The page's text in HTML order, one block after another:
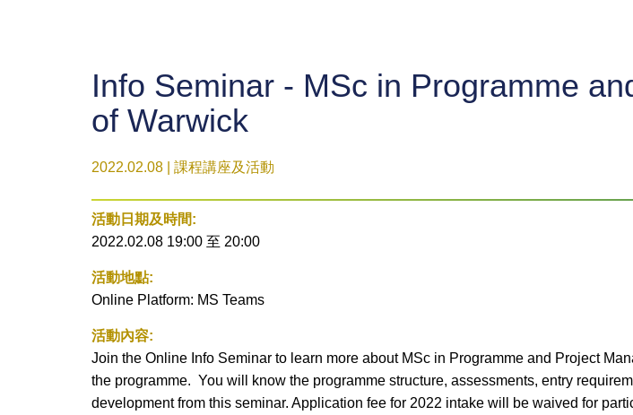
Info Seminar - MSc in Programme
of Warwick
2022.02.08 | 課程講座及活動
活動日期及時間:
2022.02.08 19:00 至 20:00
活動地點:
Online Platform: MS Teams
活動內容:
Join the Online Info Seminar to learn more about MSc in Programme and Project
the programme. You will know the programme structure, assessments, entry
development from this seminar. Application fee for 2022 intake will be waived for